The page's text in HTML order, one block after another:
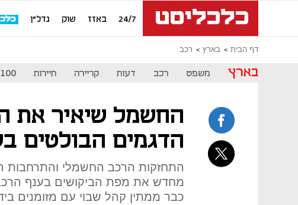
24/7 באזז שוק נדל"ן
דף הבית בארץ רכב
בארץ משפט רכב דעות קריירה תיירות
החשמל שיאיר את
הדגמים הבולטים
התחזקות הרכב החשמלי והתרחבות
כבר ממתין קהל שבוי עם מזומנים